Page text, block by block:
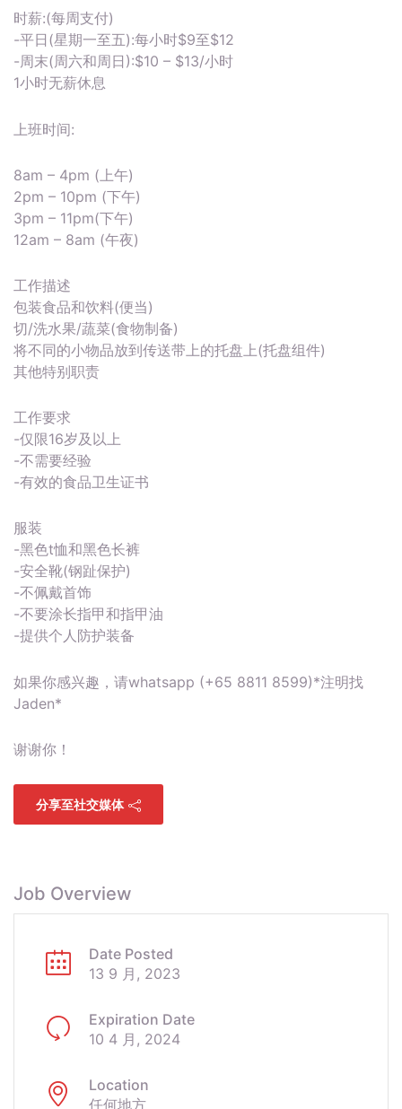
时薪:(每周支付)
-平日(星期一至五):每小时$9至$12
-周末(周六和周日):$10 – $13/小时
1小时无薪休息
上班时间:
8am – 4pm (上午)
2pm – 10pm (下午)
3pm – 11pm(下午)
12am – 8am (午夜)
工作描述
包装食品和饮料(便当)
切/洗水果/蔬菜(食物制备)
将不同的小物品放到传送带上的托盘上(托盘组件)
其他特别职责
工作要求
-仅限16岁及以上
-不需要经验
-有效的食品卫生证书
服装
-黑色t恤和黑色长裤
-安全靴(钢趾保护)
-不佩戴首饰
-不要涂长指甲和指甲油
-提供个人防护装备
如果你感兴趣，请whatsapp (+65 8811 8599)*注明找
Jaden*
谢谢你！
分享至社交媒体
Job Overview
Date Posted
13 9 月, 2023
Expiration Date
10 4 月, 2024
Location
任何地方